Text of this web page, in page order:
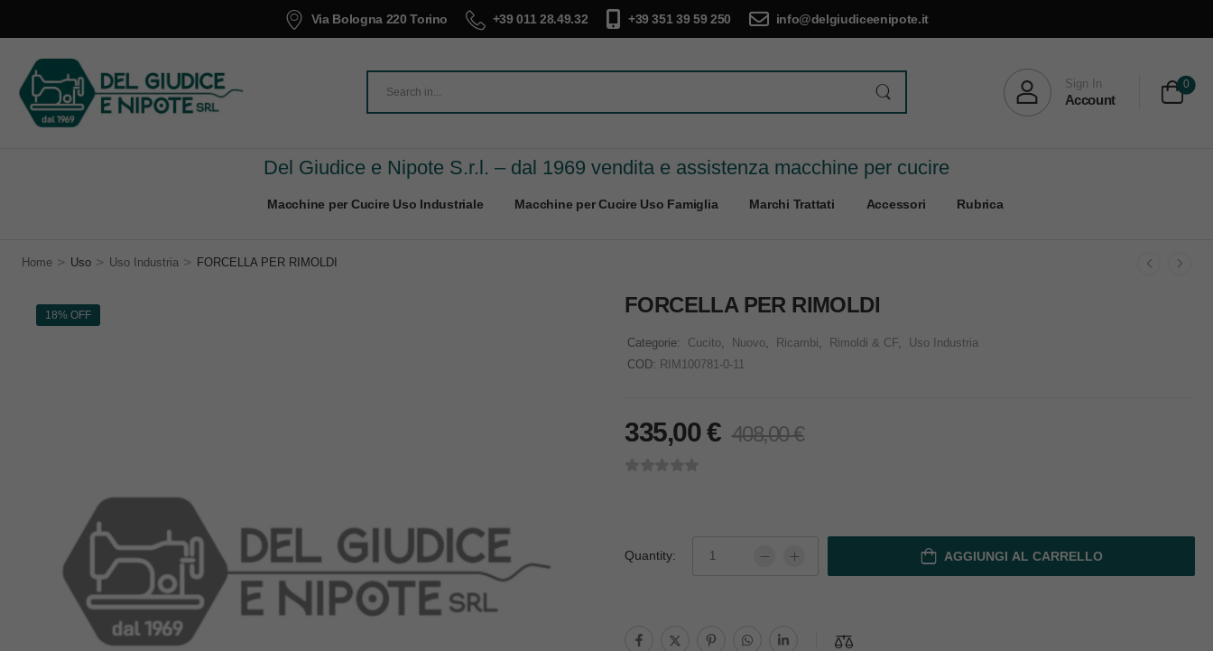
Via Bologna 220 Torino +39 011 28.49.32 +39 351 39 59 250 info@delgiudiceenipote.it
Sign In
Account
0
Del Giudice e Nipote S.r.l. – dal 1969 vendita e assistenza macchine per cucire
Macchine per Cucire Uso Industriale Macchine per Cucire Uso Famiglia Marchi Trattati Accessori Rubrica
Home > Uso > Uso Industria > FORCELLA PER RIMOLDI
18% OFF FORCELLA PER RIMOLDI
Categorie: Cucito Nuovo Ricambi Rimoldi & CF
Uso Industria
COD: RIM100781-0-11
335,00€ 408,00€
Quantity: AGGIUNGI AL CARRELLO